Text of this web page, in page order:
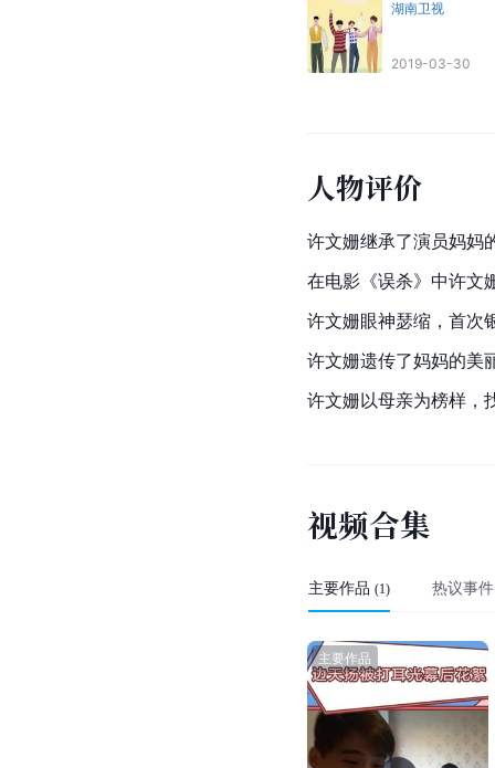
湖南卫视
2019-03-30
人物评价
许文姗继承了演员妈妈
在电影《误杀》中许文
许文姗眼神瑟缩，首次
许文姗遗传了妈妈的美
许文姗以母亲为榜样，
视频合集
主要作品 (1) 热议事件
主要作品